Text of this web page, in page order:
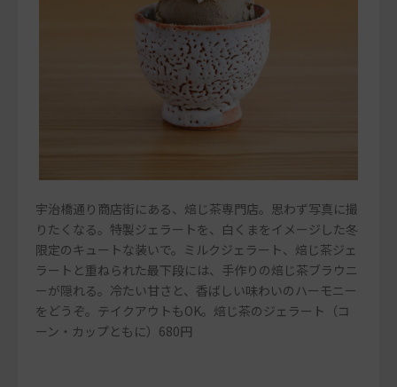
宇治橋通り商店街にある、焙じ茶専門店。思わず写真に撮
りたくなる。特製ジェラートを、白くまをイメージした冬
限定のキュートな装いで。ミルクジェラート、焙じ茶ジェ
ラートと重ねられた最下段には、手作りの焙じ茶ブラウニ
ーが隠れる。冷たい甘さと、香ばしい味わいのハーモニー
をどうぞ。テイクアウトもOK。焙じ茶のジェラート（コ
ーン・カップともに）680円